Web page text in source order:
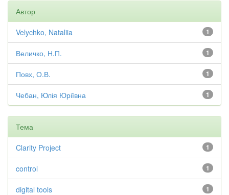
Автор
1
Velychko, Nataliia
1
Величко, Н.П.
1
Повх, О.В.
1
Чебан, Юлія Юріївна
Тема
1
Clarity Project
1
control
1
digital tools